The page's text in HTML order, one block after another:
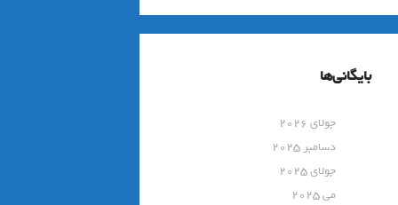
بایگانی‌ها
جولای 2026
دسامبر 2025
جولای 2025
می 2025